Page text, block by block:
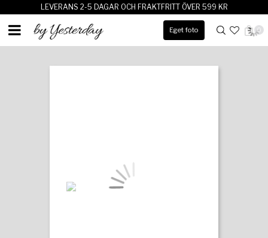
LEVERANS 2-5 DAGAR OCH FRAKTFRITT ÖVER 599 KR
Eget foto 0